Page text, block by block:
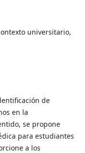
universitario,
de
en la
se propone
para estudiantes
a los